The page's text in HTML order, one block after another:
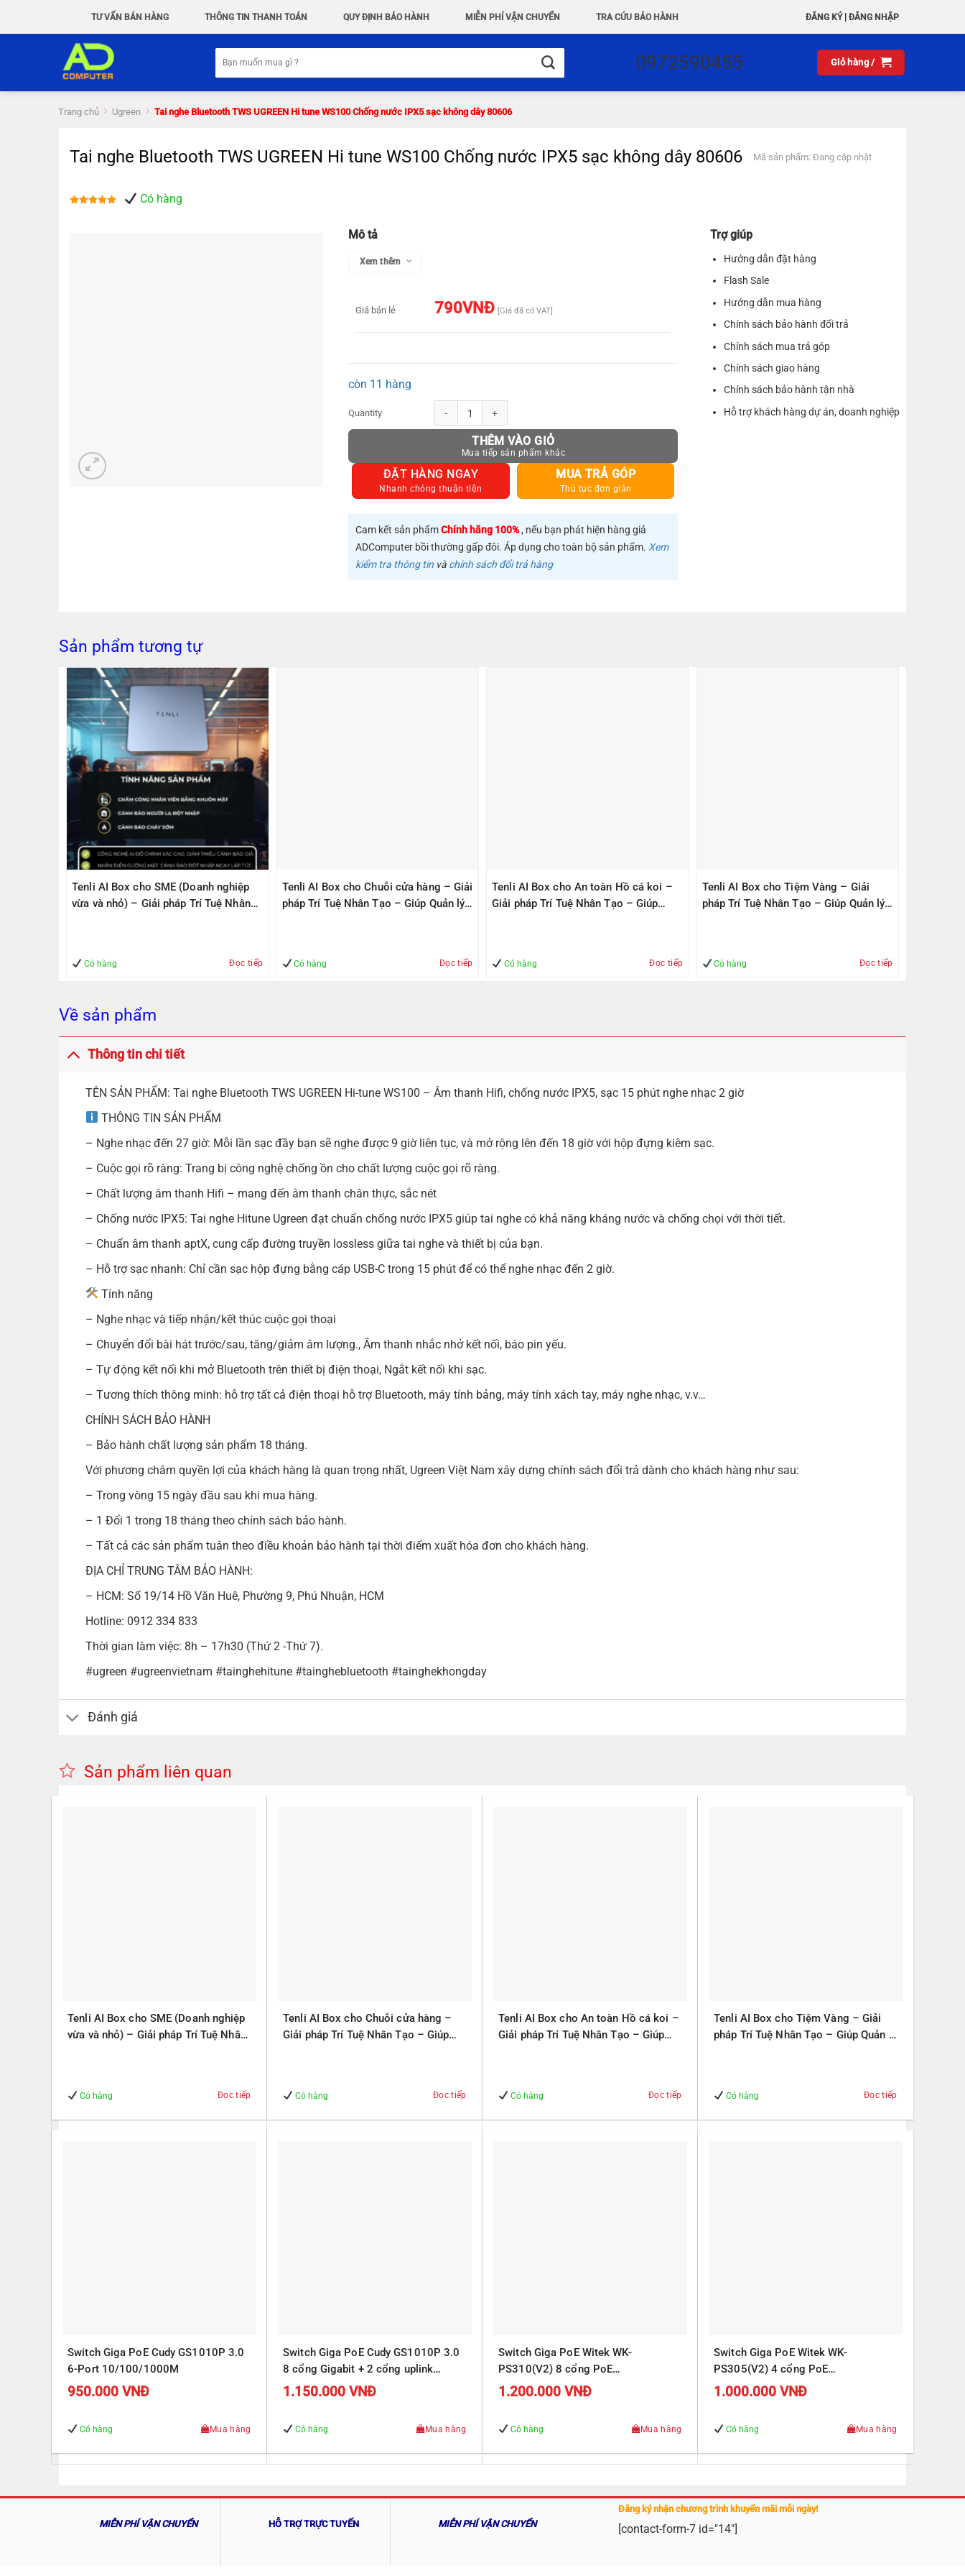
TƯ VẤN BÁN HÀNG THÔNG TIN THANH TOÁN QUY ĐỊNH BẢO HÀNH MIỄN PHÍ VẬN CHUYỂN TRA CỨU BẢO HÀNH ĐĂNG KÝ| ĐĂNG NHẬP
kiếm:
0972590455 Giỏ hàng /
Trang chủ Ugreen Tai nghe Bluetooth TWS UGREEN Hi tune WS100 Chống nước IPX5 sạc không dây 80606
Tai nghe Bluetooth TWS UGREEN Hi tune WS100 Chống nước IPX5 sạc không dây 80606 Mã sản phẩm: Đang cập nhật
Có hàng
Mô tả
Xem thêm
Giá bán lẻ 790VNĐ [Giá đã có VAT]
còn 11 hàng
Tai nghe Bluetooth TWS UGREEN Hi tune WS100 Chống nước IPX5 sạc không dây 80606 số lượng
THÊM VÀO GIỎ
ĐẶT HÀNG NGAY
Nhanh chóng thuận tiện
MUA TRẢ GÓP
Thủ tục đơn giản
Cam kết sản phẩmChính hãng 100%, nếu bạn phát hiện hàng giả
ADComputer bồi thường gấp đôi. Áp dụng cho toàn bộ sản phẩm. Xem
kiểm tra thông tin và chính sách đổi trả hàng
Trợ giúp
Hướng dẫn đặt hàng
Flash Sale
Hướng dẫn mua hàng
Chính sách bảo hành đổi trả
Chính sách mua trả góp
Chính sách giao hàng
Chính sách bảo hành tận nhà
Hỗ trợ khách hàng dự án, doanh nghiệp
Sản phẩm tương tự
Tenli AI Box cho SME (Doanh nghiệp
vừa và nhỏ) – Giải pháp Trí Tuệ Nhân
Có hàng Đọc tiếp
Tenli AI Box cho Chuỗi cửa hàng – Giải
pháp Trí Tuệ Nhân Tạo – Giúp Quản lý
Có hàng Đọc tiếp
Tenli AI Box cho An toàn Hồ cá koi –
Giải pháp Trí Tuệ Nhân Tạo – Giúp
Có hàng Đọc tiếp
Tenli AI Box cho Tiệm Vàng – Giải
pháp Trí Tuệ Nhân Tạo – Giúp Quản lý
Có hàng Đọc tiếp
Về sản phẩm
Thông tin chi tiết
TÊN SẢN PHẨM: Tai nghe Bluetooth TWS UGREEN Hi-tune WS100 – Âm thanh Hifi, chống nước IPX5, sạc 15 phút nghe nhạc 2 giờ
THÔNG TIN SẢN PHẨM
– Nghe nhạc đến 27 giờ: Mỗi lần sạc đầy bạn sẽ nghe được 9 giờ liên tục, và mở rộng lên đến 18 giờ với hộp đựng kiêm sạc.
– Cuộc gọi rõ ràng: Trang bị công nghệ chống ồn cho chất lượng cuộc gọi rõ ràng.
– Chất lượng âm thanh Hifi – mang đến âm thanh chân thực, sắc nét
– Chống nước IPX5: Tai nghe Hitune Ugreen đạt chuẩn chống nước IPX5 giúp tai nghe có khả năng kháng nước và chống chọi với thời tiết.
– Chuẩn âm thanh aptX, cung cấp đường truyền lossless giữa tai nghe và thiết bị của bạn.
– Hỗ trợ sạc nhanh: Chỉ cần sạc hộp đựng bằng cáp USB-C trong 15 phút để có thể nghe nhạc đến 2 giờ.
Tính năng
– Nghe nhạc và tiếp nhận/kết thúc cuộc gọi thoại
– Chuyển đổi bài hát trước/sau, tăng/giảm âm lượng., Âm thanh nhắc nhở kết nối, báo pin yếu.
– Tự động kết nối khi mở Bluetooth trên thiết bị điện thoại, Ngắt kết nối khi sạc.
– Tương thích thông minh: hỗ trợ tất cả điện thoại hỗ trợ Bluetooth, máy tính bảng, máy tính xách tay, máy nghe nhạc, v.v…
CHÍNH SÁCH BẢO HÀNH
– Bảo hành chất lượng sản phẩm 18 tháng.
Với phương châm quyền lợi của khách hàng là quan trọng nhất, Ugreen Việt Nam xây dựng chính sách đổi trả dành cho khách hàng như sau:
– Trong vòng 15 ngày đầu sau khi mua hàng.
– 1 Đổi 1 trong 18 tháng theo chính sách bảo hành.
– Tất cả các sản phẩm tuân theo điều khoản bảo hành tại thời điểm xuất hóa đơn cho khách hàng.
ĐỊA CHỈ TRUNG TÂM BẢO HÀNH:
– HCM: Số 19/14 Hồ Văn Huê, Phường 9, Phú Nhuận, HCM
Hotline: 0912 334 833
Thời gian làm việc: 8h – 17h30 (Thứ 2 -Thứ 7).
#ugreen #ugreenvietnam #tainghehitune #tainghebluetooth #tainghekhongday
Đánh giá
Sản phẩm liên quan
Tenli AI Box cho SME (Doanh nghiệp
vừa và nhỏ) – Giải pháp Trí Tuệ Nhân
Có hàng Đọc tiếp
Tenli AI Box cho Chuỗi cửa hàng –
Giải pháp Trí Tuệ Nhân Tạo – Giúp
Có hàng Đọc tiếp
Tenli AI Box cho An toàn Hồ cá koi –
Giải pháp Trí Tuệ Nhân Tạo – Giúp
Có hàng Đọc tiếp
Tenli AI Box cho Tiệm Vàng – Giải
pháp Trí Tuệ Nhân Tạo – Giúp Quản lý
Có hàng Đọc tiếp
Switch Giga PoE Cudy GS1010P 3.0
6-Port 10/100/1000M
950.000VNĐ
Có hàng Mua hàng
Switch Giga PoE Cudy GS1010P 3.0
8 cổng Gigabit + 2 cổng uplink
Gigabit
1.150.000VNĐ
Có hàng Mua hàng
Switch Giga PoE Witek WK-
PS310(V2) 8 cổng PoE
10/100/1000Mbps, 2 cổng RJ45
1.200.000VNĐ
Có hàng Mua hàng
Switch Giga PoE Witek WK-
PS305(V2) 4 cổng PoE
10/100/1000Mbps, 1 cổng RJ45
1.000.000VNĐ
Có hàng Mua hàng
MIỄN PHÍ VẬN CHUYỂN HỖ TRỢ TRỰC TUYẾN MIỄN PHÍ VẬN CHUYỂN
Đăng ký nhận chương trình khuyến mãi mỗi ngày!
[contact-form-7 id="14"]